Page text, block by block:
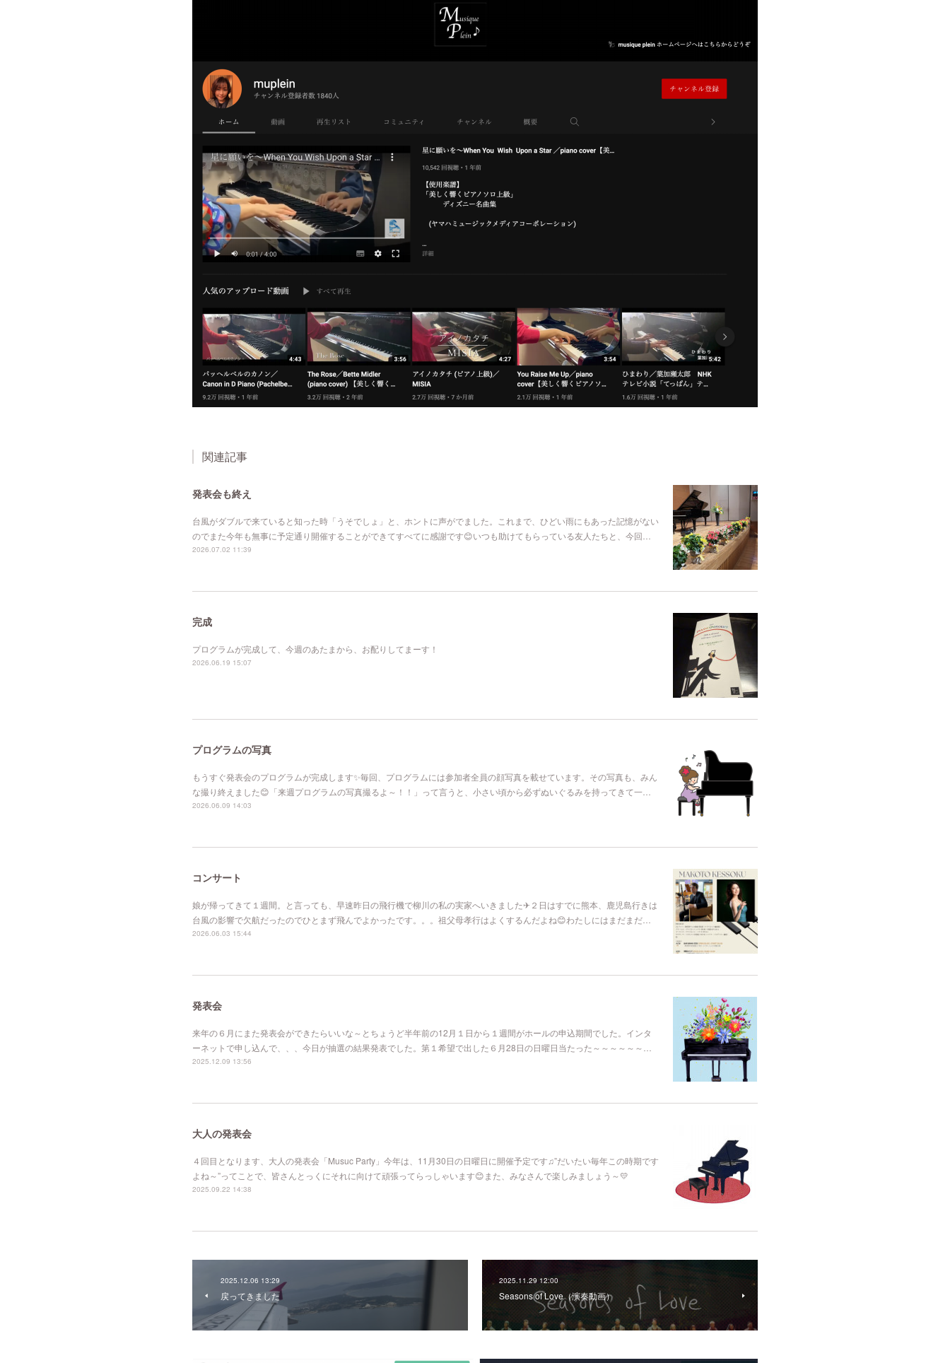
関連記事
発表会も終え
台風がダブルで来ていると知った時「うそでしょ」と、ホントに声がでました。これまで、ひどい雨にもあった記憶がない
のでまた今年も無事に予定通り開催することができてすべてに感謝です😊いつも助けてもらっている友人たちと、今回…
2026.07.02 11:39
完成
プログラムが完成して、今週のあたまから、お配りしてまーす！
2026.06.19 15:07
プログラムの写真
もうすぐ発表会のプログラムが完成します✨毎回、プログラムには参加者全員の顔写真を載せています。その写真も、みん
な撮り終えました😊「来週プログラムの写真撮るよ～！！」って言うと、小さい頃から必ずぬいぐるみを持ってきて一…
2026.06.09 14:03
コンサート
娘が帰ってきて１週間。と言っても、早速昨日の飛行機で柳川の私の実家へいきました✈２日はすでに熊本、鹿児島行きは
台風の影響で欠航だったのでひとまず飛んでよかったです。。。祖父母孝行はよくするんだよね😊わたしにはまだまだ…
2026.06.03 15:44
発表会
来年の６月にまた発表会ができたらいいな～とちょうど半年前の12月１日から１週間がホールの申込期間でした。インタ
ーネットで申し込んで、、、今日が抽選の結果発表でした。第１希望で出した６月28日の日曜日当たった～～～～～～…
2025.12.09 13:56
大人の発表会
４回目となります、大人の発表会「Musuc Party」今年は、11月30日の日曜日に開催予定です♫”だいたい毎年この時期です
よね～”ってことで、皆さんとっくにそれに向けて頑張ってらっしゃいます😊また、みなさんで楽しみましょう～💛
2025.09.22 14:38
2025.12.06 13:29
戻ってきました
2025.11.29 12:00
Seasons of Love（演奏動画）